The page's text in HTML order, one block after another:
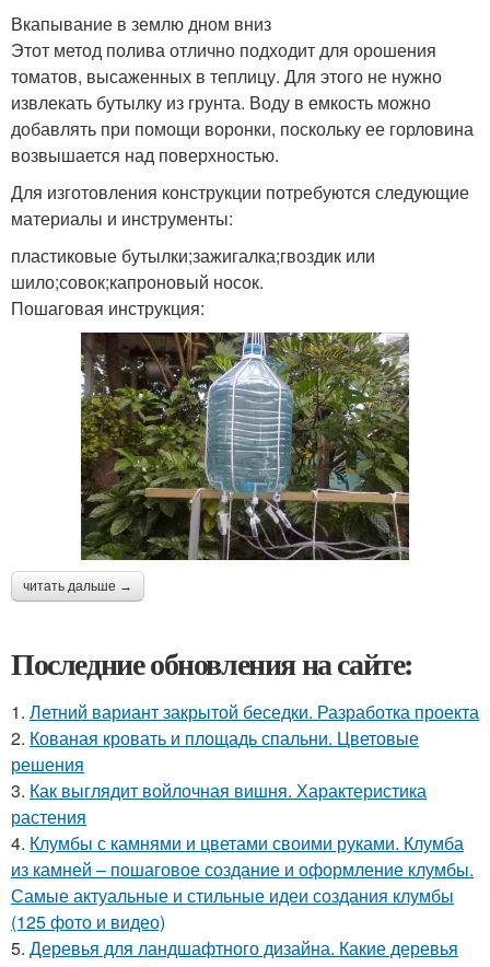
Вкапывание в землю дном вниз
Этот метод полива отлично подходит для орошения
томатов, высаженных в теплицу. Для этого не нужно
извлекать бутылку из грунта. Воду в емкость можно
добавлять при помощи воронки, поскольку ее горловина
возвышается над поверхностью.
Для изготовления конструкции потребуются следующие
материалы и инструменты:
пластиковые бутылки;зажигалка;гвоздик или
шило;совок;капроновый носок.
Пошаговая инструкция:
читать дальше →
Последние обновления на сайте:
1. Летний вариант закрытой беседки. Разработка проекта
2. Кованая кровать и площадь спальни. Цветовые
решения
3. Как выглядит войлочная вишня. Характеристика
растения
4. Клумбы с камнями и цветами своими руками. Клумба
из камней – пошаговое создание и оформление клумбы.
Самые актуальные и стильные идеи создания клумбы
(125 фото и видео)
5. Деревья для ландшафтного дизайна. Какие деревья